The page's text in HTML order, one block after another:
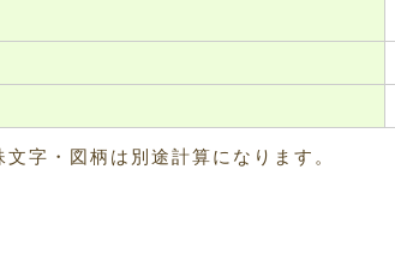
字・図柄は別途計算になります。